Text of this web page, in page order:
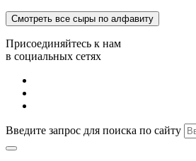
Смотреть все сыры по алфавиту
Присоединяйтесь к нам
в социальных сетях
Введите запрос для поиска по сайту